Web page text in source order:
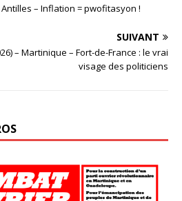
Antilles – Inflation = pwofitasyon !
SUIVANT
– Martinique – Fort-de-France : le vrai
visage des politiciens